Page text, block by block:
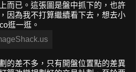
而已。這張圖是盤中抓下的，也許
因為我不打算繼續看下去，想去小
逛一逛。
的差不多，只有開盤位置點的差異